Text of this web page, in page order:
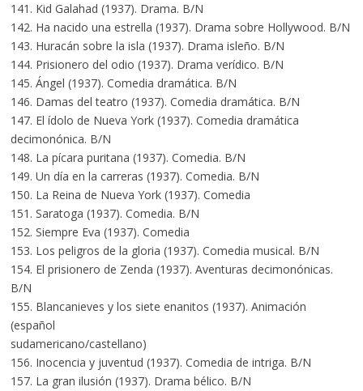
141. Kid Galahad (1937). Drama. B/N
142. Ha nacido una estrella (1937). Drama sobre Hollywood. B/N
143. Huracán sobre la isla (1937). Drama isleño. B/N
144. Prisionero del odio (1937). Drama verídico. B/N
145. Ángel (1937). Comedia dramática. B/N
146. Damas del teatro (1937). Comedia dramática. B/N
147. El ídolo de Nueva York (1937). Comedia dramática
decimonónica. B/N
148. La pícara puritana (1937). Comedia. B/N
149. Un día en la carreras (1937). Comedia. B/N
150. La Reina de Nueva York (1937). Comedia
151. Saratoga (1937). Comedia. B/N
152. Siempre Eva (1937). Comedia
153. Los peligros de la gloria (1937). Comedia musical. B/N
154. El prisionero de Zenda (1937). Aventuras decimonónicas.
B/N
155. Blancanieves y los siete enanitos (1937). Animación
(español
sudamericano/castellano)
156. Inocencia y juventud (1937). Comedia de intriga. B/N
157. La gran ilusión (1937). Drama bélico. B/N